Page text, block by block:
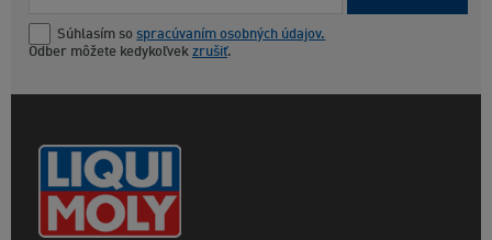
Súhlasím so spracúvaním osobných údajov.
Odber môžete kedykoľvek zrušiť.